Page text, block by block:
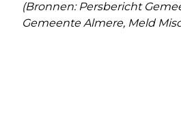
(Bronnen: Persbericht
Gemeente Almere, Meld